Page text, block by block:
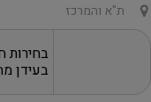
ת"א והמרכז
בחירות
בעידן